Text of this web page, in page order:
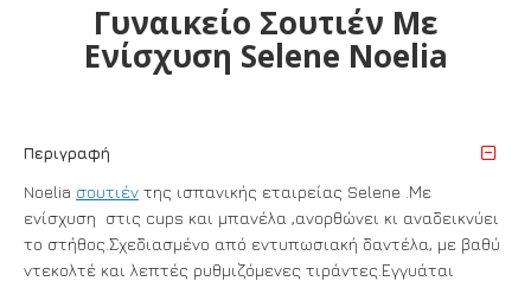
Γυναικείο Σουτιέν Με
Ενίσχυση Selene Noelia
Περιγραφή
Noelia σουτιέν της ισπανικής εταιρείας Selene .Με
ενίσχυση στις cups και μπανέλα ,ανορθώνει κι αναδεικνύει
το στήθος.Σχεδιασμένο από εντυπωσιακή δαντέλα, με βαθύ
ντεκολτέ και λεπτές ρυθμιζόμενες τιράντες.Εγγυάται